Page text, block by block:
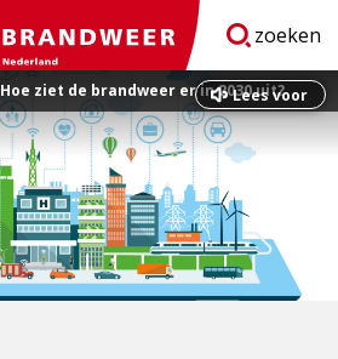
BrandweerNederland.nl
zoeken
Hoe ziet de brandweer er in 2030 uit?
Dit
is
een
pagina
Lees voor